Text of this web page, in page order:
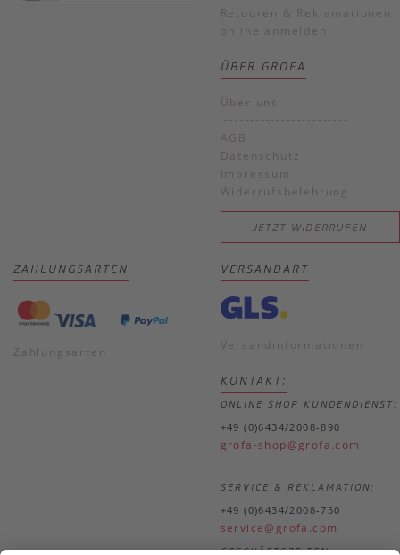
Retouren & Reklamationen
online anmelden
ÜBER GROFA
Über uns
------------------------
AGB
Datenschutz
Impressum
Widerrufsbelehrung
JETZT WIDERRUFEN
ZAHLUNGSARTEN
Zahlungsarten
VERSANDART
Versandinformationen
KONTAKT:
ONLINE SHOP KUNDENDIENST:
+49 (0)6434/2008-890
grofa-shop@grofa.com
SERVICE & REKLAMATION:
+49 (0)6434/2008-750
service@grofa.com
GESCHÄFTSZEITEN: